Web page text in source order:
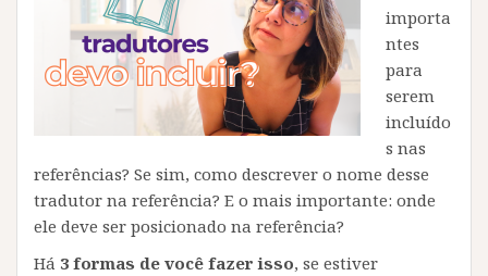
importa
ntes
para
serem
incluído
s nas
referências? Se sim, como descrever o nome desse
tradutor na referência? E o mais importante: onde
ele deve ser posicionado na referência?
Há 3 formas de você fazer isso, se estiver